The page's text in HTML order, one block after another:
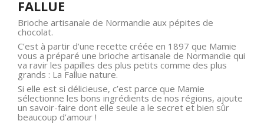
FALLUE
Brioche artisanale de Normandie aux pépites de
chocolat.
C’est à partir d’une recette créée en 1897 que Mamie
vous a préparé une brioche artisanale de Normandie qui
va ravir les papilles des plus petits comme des plus
grands : La Fallue nature.
Si elle est si délicieuse, c’est parce que Mamie
sélectionne les bons ingrédients de nos régions, ajoute
un savoir-faire dont elle seule a le secret et bien sûr
beaucoup d’amour !